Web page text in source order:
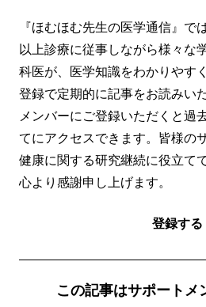
『ほむほむ先生の医学通信』で
以上診療に従事しながら様々な
科医が、医学知識をわかりやす
登録で定期的に記事をお読みい
メンバーにご登録いただくと過
てにアクセスできます。皆様の
健康に関する研究継続に役立て
心より感謝申し上げます。
登録する
この記事はサポートメ